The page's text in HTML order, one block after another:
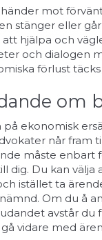
mot
stänger eller går
hjälpa och
och dialogen
förlust
om
på ekonomisk
når fram
måste enbart
dig. Du kan välja
istället ta
Om du å
avstår du
gå vidare med